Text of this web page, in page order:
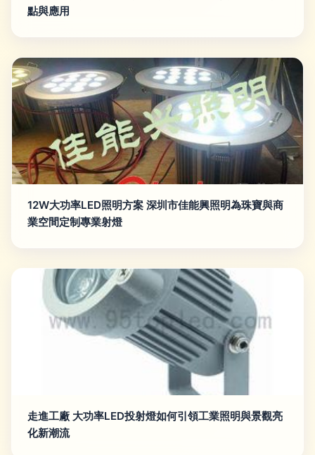
點與應用
12W大功率LED照明方案 深圳市佳能興照明為珠寶與商
業空間定制專業射燈
走進工廠 大功率LED投射燈如何引領工業照明與景觀亮
化新潮流